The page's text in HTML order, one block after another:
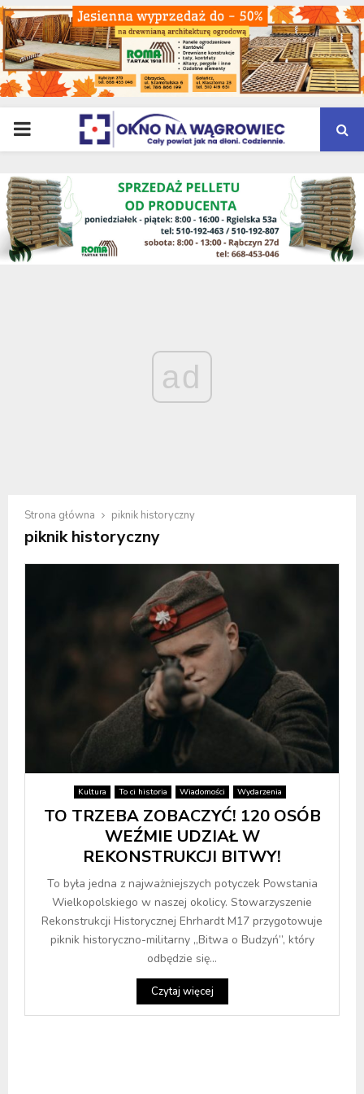
PRIMARY
MENU
ad
Strona główna piknik historyczny
piknik historyczny
Kultura To ci historia Wiadomości Wydarzenia
TO TRZEBA ZOBACZYĆ! 120 OSÓB
WEŹMIE UDZIAŁ W
REKONSTRUKCJI BITWY!
To była jedna z najważniejszych potyczek Powstania
Wielkopolskiego w naszej okolicy. Stowarzyszenie
Rekonstrukcji Historycznej Ehrhardt M17 przygotowuje
piknik historyczno-militarny „Bitwa o Budzyń”, który
odbędzie się...
Czytaj więcej